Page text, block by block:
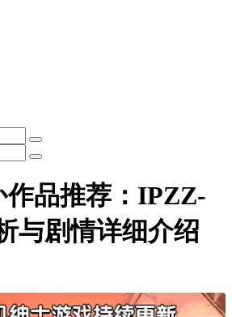
品推荐：IPZZ-
与剧情详细介绍